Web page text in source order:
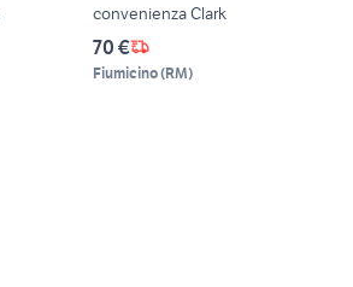
convenienza Clark
70 €
Fiumicino(RM)